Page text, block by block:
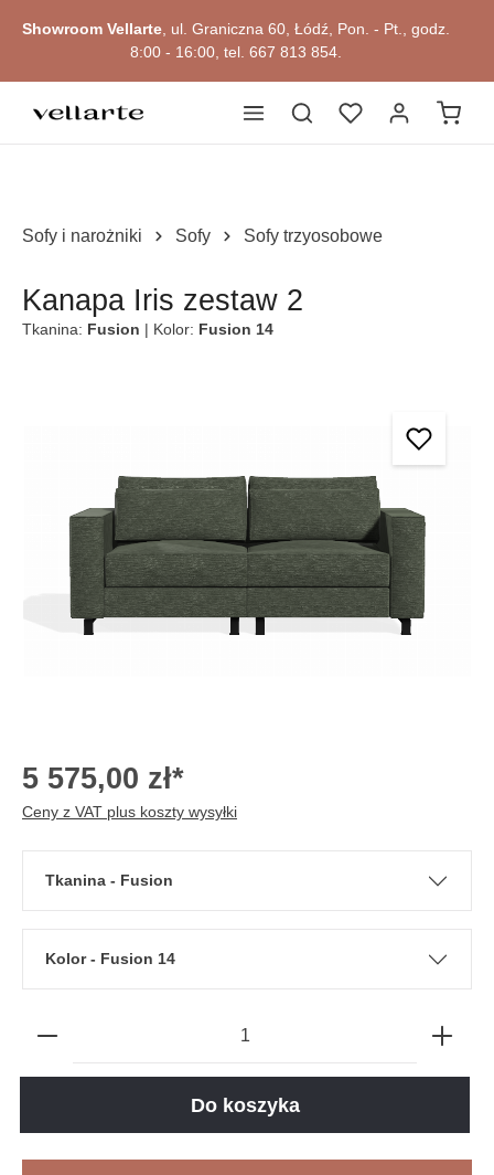
zawartości
Showroom Vellarte , ul. Graniczna 60, Łódź, Pon. - Pt., godz.
8:00 - 16:00, tel. 667 813 854.
Sofy i narożniki Sofy Sofy trzyosobowe
Kanapa Iris zestaw 2
Tkanina: Fusion | Kolor: Fusion 14
5 575,00 zł*
Ceny z VAT plus koszty wysyłki
Tkanina - Fusion
Kolor - Fusion 14
Do koszyka